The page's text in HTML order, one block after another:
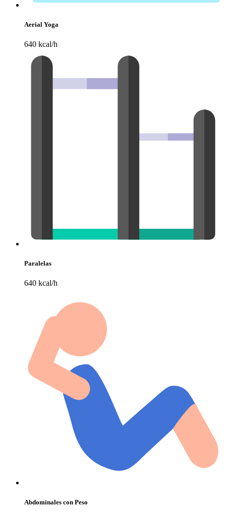
Aerial Yoga
640 kcal/h
Paralelas
640 kcal/h
Abdominales con Peso